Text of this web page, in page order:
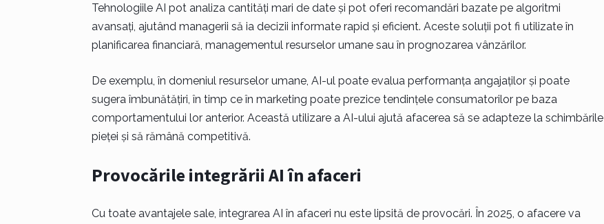
Tehnologiile AI pot analiza cantități mari de date și pot oferi recomandări bazate pe algoritmi
avansați, ajutând managerii să ia decizii informate rapid și eficient. Aceste soluții pot fi utilizate în
planificarea financiară, managementul resurselor umane sau în prognozarea vânzărilor.
De exemplu, în domeniul resurselor umane, AI-ul poate evalua performanța angajaților și poate
sugera îmbunătățiri, în timp ce în marketing poate prezice tendințele consumatorilor pe baza
comportamentului lor anterior. Această utilizare a AI-ului ajută afacerea să se adapteze la schimbările
pieței și să rămână competitivă.
Provocările integrării AI în afaceri
Cu toate avantajele sale, integrarea AI în afaceri nu este lipsită de provocări. În 2025, o afacere va